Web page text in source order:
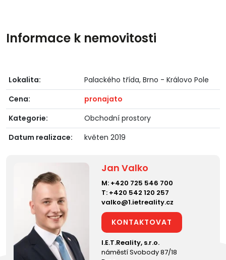
Informace k nemovitosti
Lokalita:
Palackého třída, Brno - Královo Pole
Cena:
pronajato
Kategorie:
Obchodní prostory
Datum realizace:
květen 2019
Jan Valko
M: +420 725 546 700
T: +420 542 120 257
valko@1.ietreality.cz
KONTAKTOVAT
I.E.T.Reality, s.r.o.
náměstí Svobody 87/18